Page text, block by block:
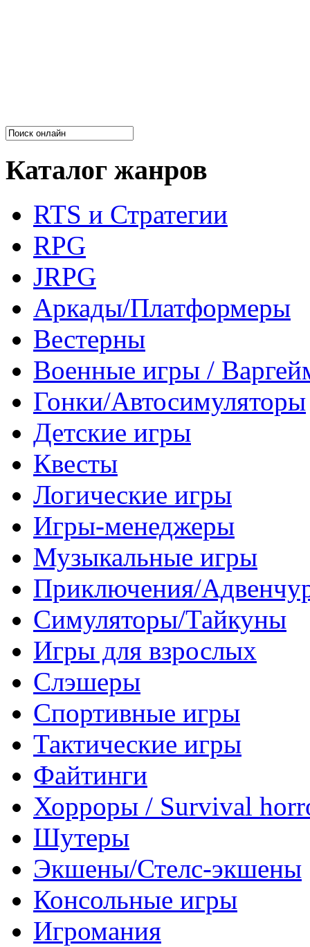
Каталог жанров
RTS и Стратегии
RPG
JRPG
Аркады/Платформеры
Вестерны
Военные игры /
Гонки/Автосимуляторы
Детские игры
Квесты
Логические игры
Игры-менеджеры
Музыкальные игры
Приключения/
Симуляторы/Тайкуны
Игры для взрослых
Слэшеры
Спортивные игры
Тактические игры
Файтинги
Хорроры / Survival
Шутеры
Экшены/Стелс-экшены
Консольные игры
Игромания